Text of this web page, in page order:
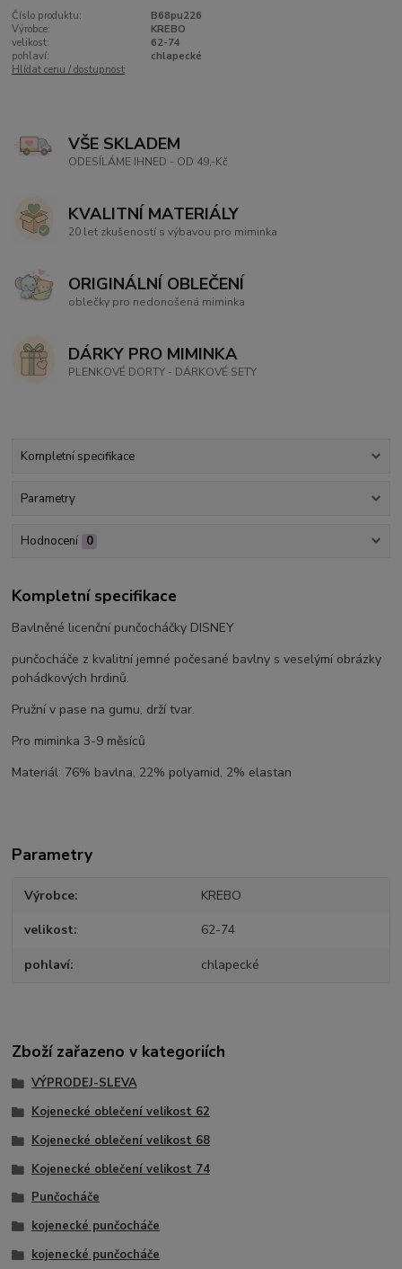
Číslo produktu:
B68pu226
Výrobce:
KREBO
velikost:
62-74
pohlaví:
chlapecké
Hlídat cenu / dostupnost
VŠE SKLADEM
ODESÍLÁME IHNED - OD 49,-Kč
KVALITNÍ MATERIÁLY
20 let zkušeností s výbavou pro miminka
ORIGINÁLNÍ OBLEČENÍ
oblečky pro nedonošená miminka
DÁRKY PRO MIMINKA
PLENKOVÉ DORTY - DÁRKOVÉ SETY
Kompletní specifikace
Parametry
Hodnocení 0
Kompletní specifikace
Bavlněné licenční punčocháčky DISNEY
punčocháče z kvalitní jemné počesané bavlny s veselýmí obrázky
pohádkových hrdinů.
Pružní v pase na gumu, drží tvar.
Pro miminka 3-9 měsíců
Materiál: 76% bavlna, 22% polyamid, 2% elastan
Parametry
Výrobce KREBO
velikost 62-74
pohlaví chlapecké
Zboží zařazeno v kategoriích
VÝPRODEJ-SLEVA
Kojenecké oblečení velikost 62
Kojenecké oblečení velikost 68
Kojenecké oblečení velikost 74
Punčocháče
kojenecké punčocháče
kojenecké punčocháče